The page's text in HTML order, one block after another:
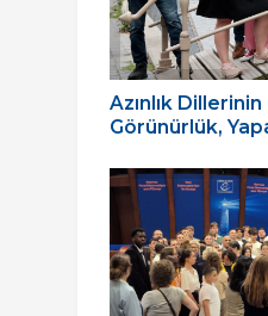
Azınlık Dillerinin
Görünürlük,